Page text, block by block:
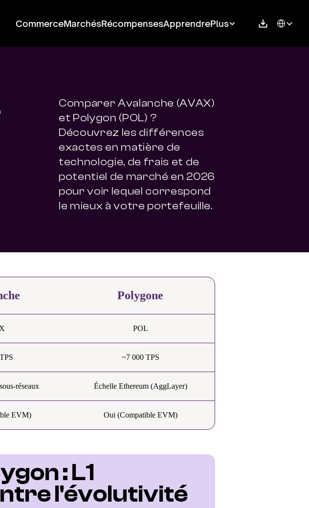
CommerceMarchésRécompensesApprendrePlus Select
Comparer Avalanche (AVAX)
et Polygon (POL) ?
Découvrez les différences
exactes en matière de
technologie, de frais et de
potentiel de marché en 2026
pour voir lequel correspond
le mieux à votre portefeuille.
Polygone
POL
~7 000 TPS
réseaux Échelle Ethereum (AggLayer)
EVM) Oui (Compatible EVM)
: L1
l'évolutivité